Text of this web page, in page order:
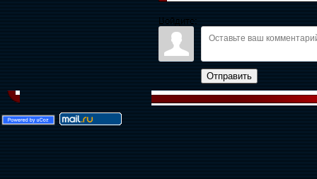
Войдите:
Отправить